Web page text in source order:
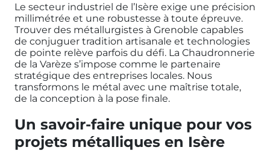
Le secteur industriel de l’Isère exige une précision
millimétrée et une robustesse à toute épreuve.
Trouver des métallurgistes à Grenoble capables
de conjuguer tradition artisanale et technologies
de pointe relève parfois du défi. La Chaudronnerie
de la Varèze s’impose comme le partenaire
stratégique des entreprises locales. Nous
transformons le métal avec une maîtrise totale,
de la conception à la pose finale.
Un savoir-faire unique pour vos
projets métalliques en Isère